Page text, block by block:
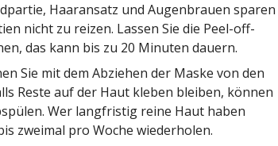
Haaransatz und Augenbrauen sparen
nicht zu reizen. Lassen Sie die Peel-off-
das kann bis zu 20 Minuten dauern.
Sie mit dem Abziehen der Maske von den
Reste auf der Haut kleben bleiben, können
Wer langfristig reine Haut haben
zweimal pro Woche wiederholen.